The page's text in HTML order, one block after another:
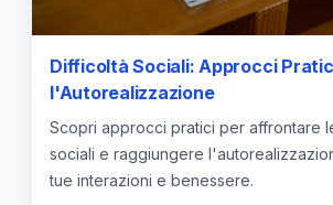
Difficoltà Sociali: Approcci
l'Autorealizzazione
Scopri approcci pratici per affrontare
sociali e raggiungere
tue interazioni e benessere.